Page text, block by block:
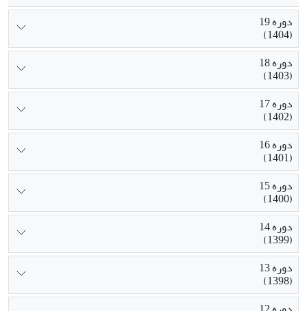
دوره 19
(1404)
دوره 18
(1403)
دوره 17
(1402)
دوره 16
(1401)
دوره 15
(1400)
دوره 14
(1399)
دوره 13
(1398)